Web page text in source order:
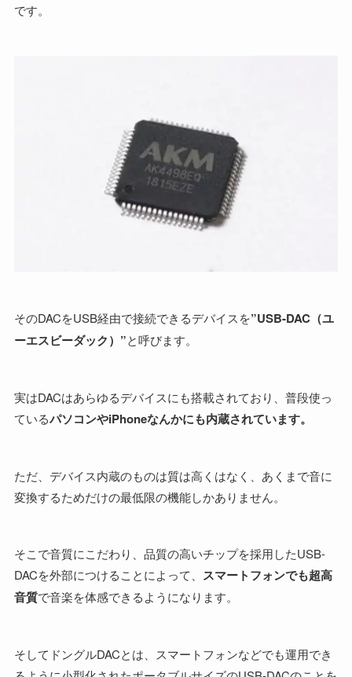
です。
そのDACをUSB経由で接続できるデバイスを”USB-DAC（ユ
ーエスビーダック）”と呼びます。
実はDACはあらゆるデバイスにも搭載されており、普段使っ
ているパソコンやiPhoneなんかにも内蔵されています。
ただ、デバイス内蔵のものは質は高くはなく、あくまで音に
変換するためだけの最低限の機能しかありません。
そこで音質にこだわり、品質の高いチップを採用したUSB-
DACを外部につけることによって、 スマートフォンでも超高
音質で音楽を体感できるようになります。
そしてドングルDACとは、スマートフォンなどでも運用でき